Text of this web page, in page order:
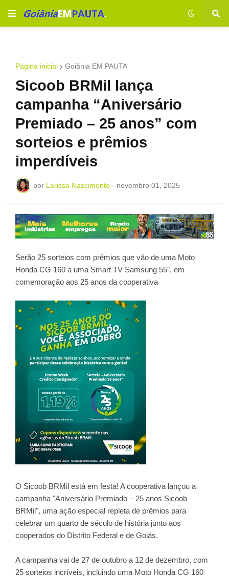
Página inicial Goiânia EM PAUTA
Sicoob BRMil lança
campanha “Aniversário
Premiado – 25 anos” com
sorteios e prêmios
imperdíveis
por Larissa Nascimento - novembro 01, 2025
Serão 25 sorteios com prêmios que vão de uma Moto
Honda CG 160 a uma Smart TV Samsung 55", em
comemoração aos 25 anos da cooperativa
O Sicoob BRMil está em festa! A cooperativa lançou a
campanha "Aniversário Premiado – 25 anos Sicoob
BRMil", uma ação especial repleta de prêmios para
celebrar um quarto de século de história junto aos
cooperados do Distrito Federal e de Goiás.
A campanha vai de 27 de outubro a 12 de dezembro, com
25 sorteios incríveis, incluindo uma Moto Honda CG 160